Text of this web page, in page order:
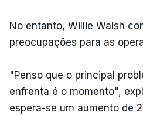
No entanto, Willie Walsh
preocupações para as
"Penso que o principal
enfrenta é o momento",
espera-se um aumento de